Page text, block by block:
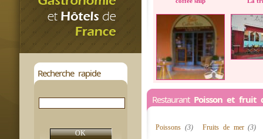
Recherche rapide
Restaurant Poisson et
Poissons (3) Fruits de mer(3)